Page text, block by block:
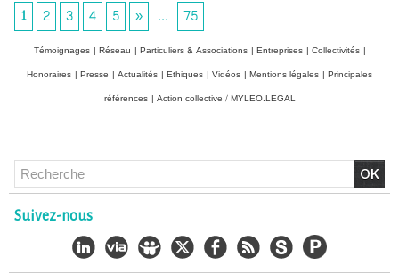
1
2 3 4 5 » ... 75
Témoignages | Réseau | Particuliers & Associations | Entreprises | Collectivités |
Honoraires | Presse | Actualités | Ethiques | Vidéos | Mentions légales | Principales
références | Action collective / MYLEO.LEGAL
Suivez-nous
vers la Cour de cassation
30/06/2026 -Christophe LEGUEVAQUES
CHLORDÉCONE Déclaration de Me Christophe
LÈGUEVAQUES (CLE), avocat de parties civiles, après la
décision de confirmation du non-lieu
Christophe LEGUEVAQUES